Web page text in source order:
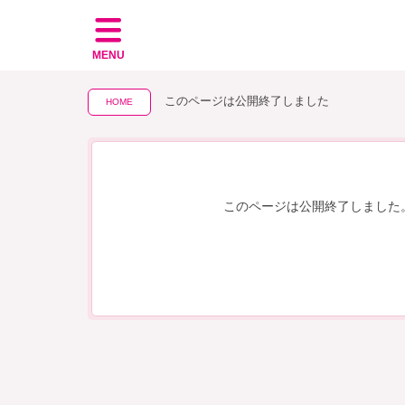
MENU
HOME このページは公開終了しました
このページは公開終了しました